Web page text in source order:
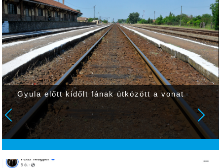
Gyula előtt kidőlt fának ütközött a vonat